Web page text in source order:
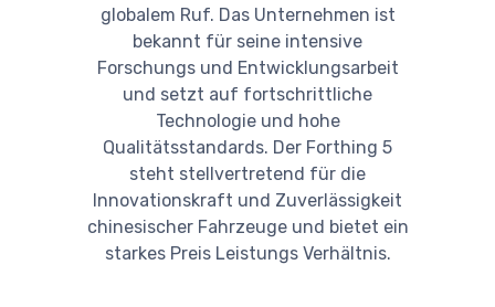
globalem Ruf. Das Unternehmen ist
bekannt für seine intensive
Forschungs und Entwicklungsarbeit
und setzt auf fortschrittliche
Technologie und hohe
Qualitätsstandards. Der Forthing 5
steht stellvertretend für die
Innovationskraft und Zuverlässigkeit
chinesischer Fahrzeuge und bietet ein
starkes Preis Leistungs Verhältnis.